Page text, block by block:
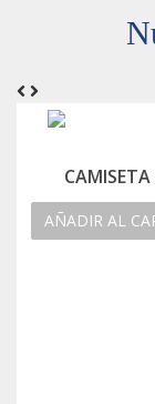
CAMISETA
AÑADIR AL